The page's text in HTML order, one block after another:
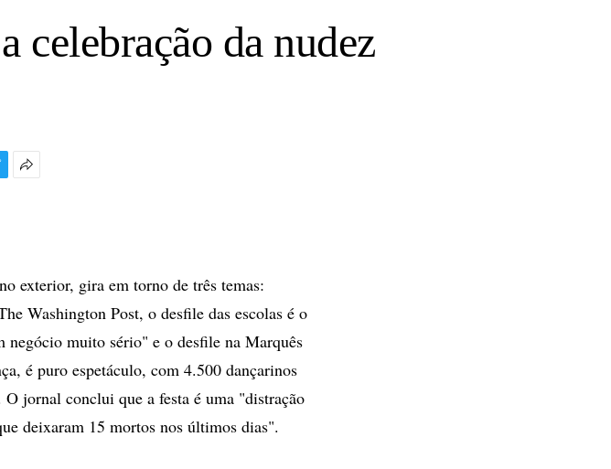
celebração da nudez
exterior, gira em torno de três temas:
Washington Post, o desfile das escolas é o
negócio muito sério" e o desfile na Marquês
é puro espetáculo, com 4.500 dançarinos
jornal conclui que a festa é uma "distração
deixaram 15 mortos nos últimos dias".